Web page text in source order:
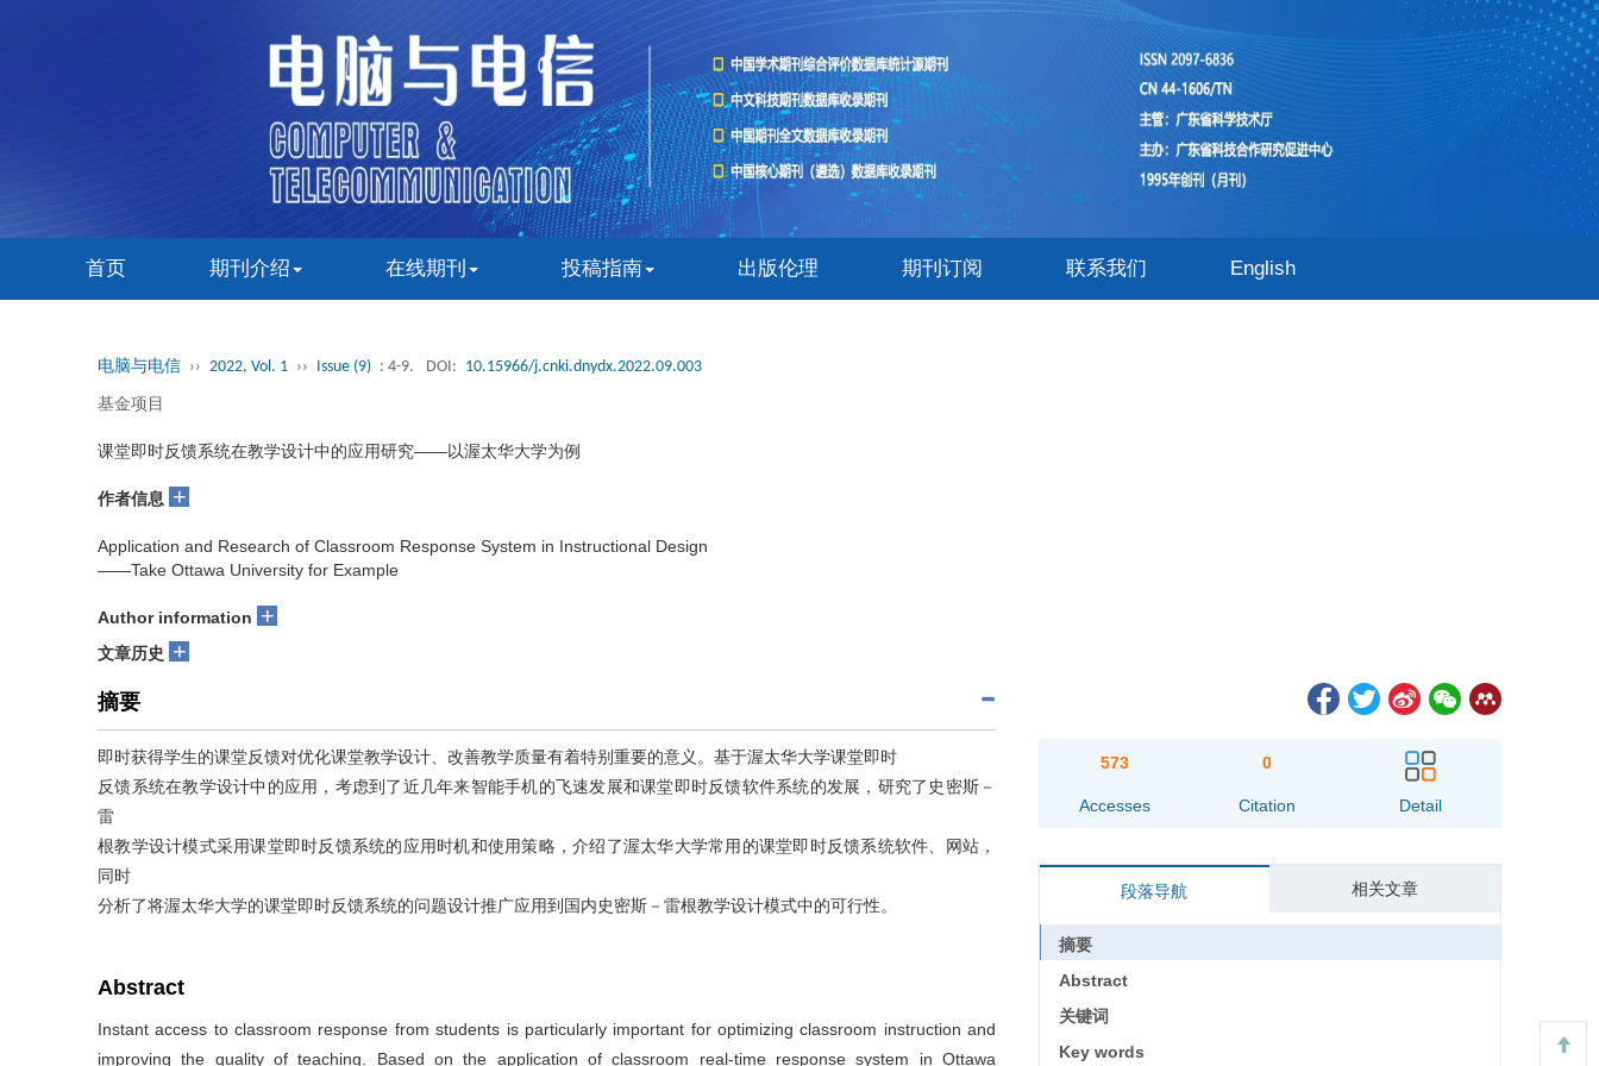
首页 期刊介绍 在线期刊 投稿指南 出版伦理 期刊订阅 联系我们 English
电脑与电信 ›› 2022, Vol. 1 ›› Issue (9) : 4-9. DOI: 10.15966/j.cnki.dnydx.2022.09.003
基金项目
课堂即时反馈系统在教学设计中的应用研究——以渥太华大学为例
作者信息 +
Application and Research of Classroom Response System in Instructional Design
——Take Ottawa University for Example
Author information +
文章历史 +
摘要
即时获得学生的课堂反馈对优化课堂教学设计、改善教学质量有着特别重要的意义。基于渥太华大学课堂即时
反馈系统在教学设计中的应用，考虑到了近几年来智能手机的飞速发展和课堂即时反馈软件系统的发展，研究了史密斯－
雷
根教学设计模式采用课堂即时反馈系统的应用时机和使用策略，介绍了渥太华大学常用的课堂即时反馈系统软件、网站，
同时
分析了将渥太华大学的课堂即时反馈系统的问题设计推广应用到国内史密斯－雷根教学设计模式中的可行性。
Abstract
Instant access to classroom response from students is particularly important for optimizing classroom instruction and
improving the quality of teaching. Based on the application of classroom real-time response system in Ottawa
573
Accesses
0
Citation Detail
段落导航 相关文章
摘要
Abstract
关键词
Key words